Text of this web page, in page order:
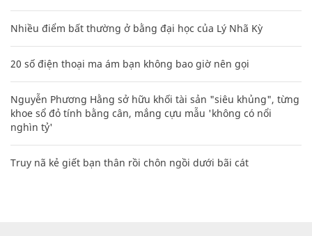
Nhiều điểm bất thường ở bằng đại học của Lý Nhã Kỳ
20 số điện thoại ma ám bạn không bao giờ nên gọi
Nguyễn Phương Hằng sở hữu khối tài sản "siêu khủng", từng
khoe sổ đỏ tính bằng cân, mắng cựu mẫu 'không có nổi
nghìn tỷ'
Truy nã kẻ giết bạn thân rồi chôn ngồi dưới bãi cát